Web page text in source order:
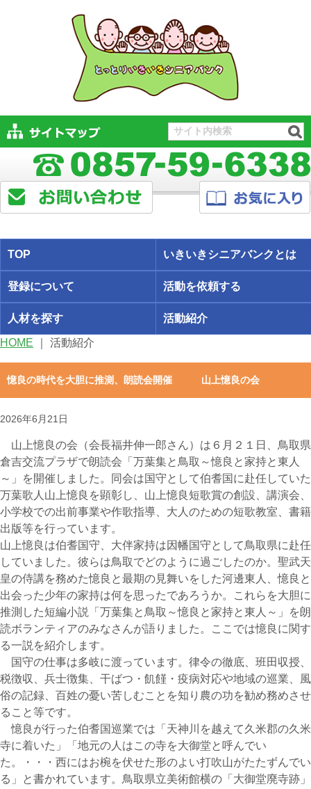
TOP いきいきシニアバンクとは
登録について 活動を依頼する
人材を探す 活動紹介
HOME 活動紹介
憶良の時代を大胆に推測、朗読会開催 山上憶良の会
2026年6月21日
山上憶良の会（会長福井伸一郎さん）は６月２１日、鳥取県
倉吉交流プラザで朗読会「万葉集と鳥取～憶良と家持と東人
～」を開催しました。同会は国守として伯耆国に赴任していた
万葉歌人山上憶良を顕彰し、山上憶良短歌賞の創設、講演会、
小学校での出前事業や作歌指導、大人のための短歌教室、書籍
出版等を行っています。
山上憶良は伯耆国守、大伴家持は因幡国守として鳥取県に赴任
していました。彼らは鳥取でどのように過ごしたのか。聖武天
皇の侍講を務めた憶良と最期の見舞いをした河邊東人、憶良と
出会った少年の家持は何を思ったであろうか。これらを大胆に
推測した短編小説「万葉集と鳥取～憶良と家持と東人～」を朗
読ボランティアのみなさんが語りました。ここでは憶良に関す
る一説を紹介します。
国守の仕事は多岐に渡っています。律令の徹底、班田収授、
税徴収、兵士徴集、干ばつ・飢饉・疫病対応や地域の巡業、風
俗の記録、百姓の憂い苦しむことを知り農の功を勧め務めさせ
ること等です。
憶良が行った伯耆国巡業では「天神川を越えて久米郡の久米
寺に着いた」「地元の人はこの寺を大御堂と呼んでい
た。・・・西にはお椀を伏せた形のよい打吹山がたたずんでい
る」と書かれています。鳥取県立美術館横の「大御堂廃寺跡」